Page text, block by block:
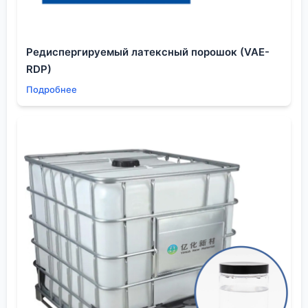
диэлектриками для многослойных печатных плат.
Требовался материал с низким Dk и высоким Tg.
Мы работали над композитом на основе
Введение каркаса как раз позволило ?распереть?
полимерную сетку, снизив поляризуемость и
повысив температуру стеклования. Лабораторные
тесты были обнадёживающими. Но при
масштабировании на пилотной установке
столкнулись с проблемой гомогенности смешения
— каркасное соединение имело тенденцию к
самоагрегации в полимерной матрице, образуя
микродомены, которые становились центрами
пробоя. Пришлось разрабатывать специальный
Редиспергируемый латексный порошок (VAE-
RDP)
Подробнее